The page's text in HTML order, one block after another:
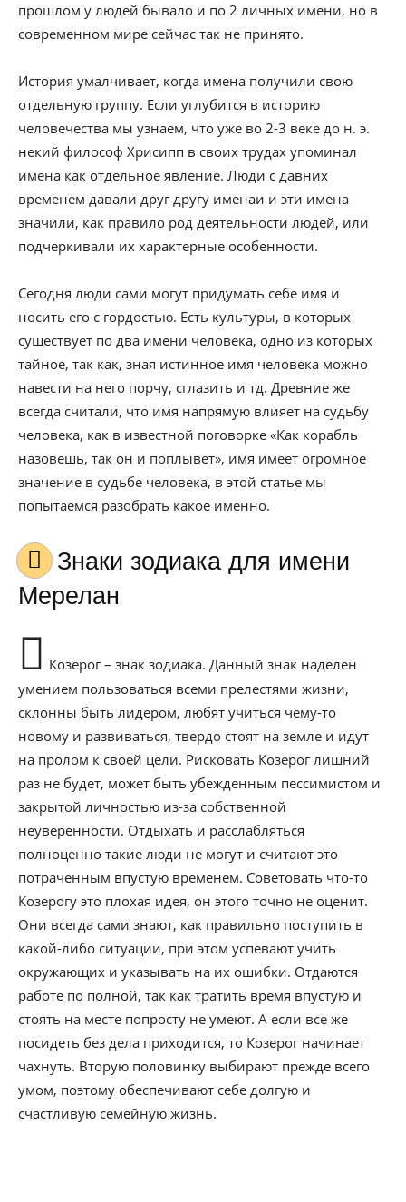
прошлом у людей бывало и по 2 личных имени, но в
современном мире сейчас так не принято.
История умалчивает, когда имена получили свою
отдельную группу. Если углубится в историю
человечества мы узнаем, что уже во 2-3 веке до н. э.
некий философ Хрисипп в своих трудах упоминал
имена как отдельное явление. Люди с давних
временем давали друг другу именаи и эти имена
значили, как правило род деятельности людей, или
подчеркивали их характерные особенности.
Сегодня люди сами могут придумать себе имя и
носить его с гордостью. Есть культуры, в которых
существует по два имени человека, одно из которых
тайное, так как, зная истинное имя человека можно
навести на него порчу, сглазить и тд. Древние же
всегда считали, что имя напрямую влияет на судьбу
человека, как в известной поговорке «Как корабль
назовешь, так он и поплывет», имя имеет огромное
значение в судьбе человека, в этой статье мы
попытаемся разобрать какое именно.
Знаки зодиака для имени
Мерелан
Козерог – знак зодиака. Данный знак наделен
умением пользоваться всеми прелестями жизни,
склонны быть лидером, любят учиться чему-то
новому и развиваться, твердо стоят на земле и идут
на пролом к своей цели. Рисковать Козерог лишний
раз не будет, может быть убежденным пессимистом и
закрытой личностью из-за собственной
неуверенности. Отдыхать и расслабляться
полноценно такие люди не могут и считают это
потраченным впустую временем. Советовать что-то
Козерогу это плохая идея, он этого точно не оценит.
Они всегда сами знают, как правильно поступить в
какой-либо ситуации, при этом успевают учить
окружающих и указывать на их ошибки. Отдаются
работе по полной, так как тратить время впустую и
стоять на месте попросту не умеют. А если все же
посидеть без дела приходится, то Козерог начинает
чахнуть. Вторую половинку выбирают прежде всего
умом, поэтому обеспечивают себе долгую и
счастливую семейную жизнь.